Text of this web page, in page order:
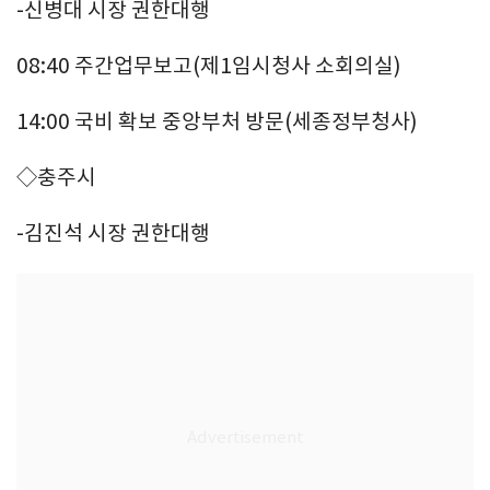
-신병대 시장 권한대행
08:40 주간업무보고(제1임시청사 소회의실)
14:00 국비 확보 중앙부처 방문(세종정부청사)
◇충주시
-김진석 시장 권한대행